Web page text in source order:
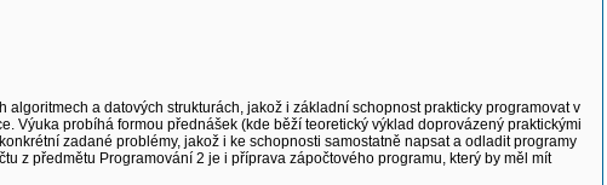
a datových strukturách, jakož i základní schopnost prakticky programovat v
Výuka probíhá formou přednášek (kde běží teoretický výklad doprovázený praktickými
zadané problémy, jakož i ke schopnosti samostatně napsat a odladit programy
z předmětu Programování 2 je i příprava zápočtového programu, který by měl mít